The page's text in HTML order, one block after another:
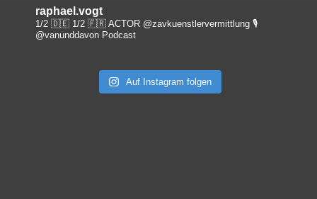
raphael.vogt
1/2 🇩🇪 1/2 🇫🇷 ACTOR @zavkuenstlervermittlung 🎙️
@vanunddavon Podcast
Auf Instagram folgen